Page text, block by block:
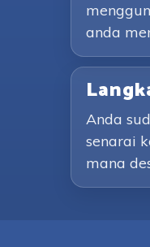
anda
Anda
senarai
mana